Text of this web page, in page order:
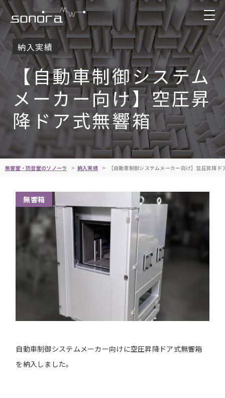
納入実績
【自動車制御システム
メーカー向け】空圧昇
降ドア式無響箱
無響室・防音室のソノーラ 納入実績 【自動車制御システムメーカー向け】空圧昇降ド
無響箱
自動車制御システムメーカー向けに空圧昇降ドア式無響箱
を納入しました。